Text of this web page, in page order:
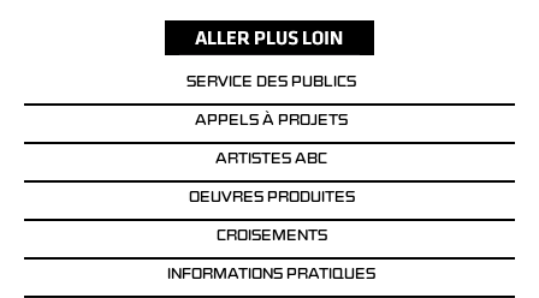
SERVICE DES PUBLICS
APPELS À PROJETS
ARTISTES ABC
OEUVRES PRODUITES
CROISEMENTS
INFORMATIONS PRATIQUES